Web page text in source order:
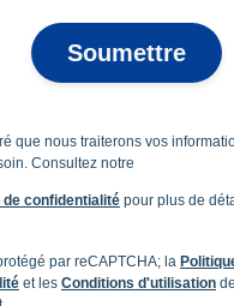
Soumettre
que nous traiterons vos
Consultez notre
confidentialité pour plus de
par reCAPTCHA; la
et les Conditions d'utilisation